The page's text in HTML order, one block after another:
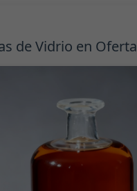
de Vidrio en Oferta